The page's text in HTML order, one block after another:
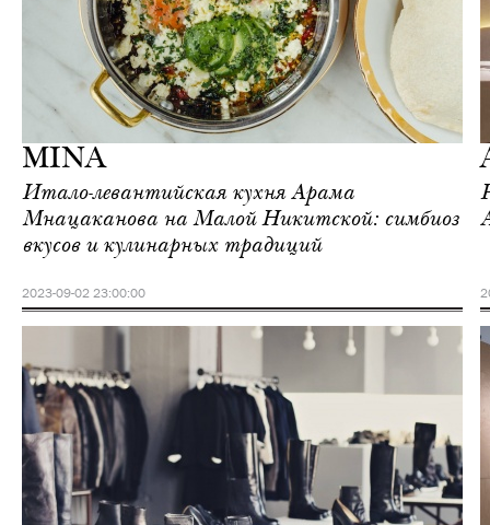
MINA
Итало-левантийская кухня Арама
Мнацаканова на Малой Никитской: симбиоз
вкусов и кулинарных традиций
2023-09-02 23:00:00